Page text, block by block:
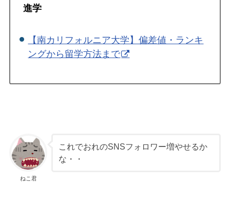
進学
【南カリフォルニア大学】偏差値・ランキ
ングから留学方法まで
ねこ君
これでおれのSNSフォロワー増やせるか
な・・